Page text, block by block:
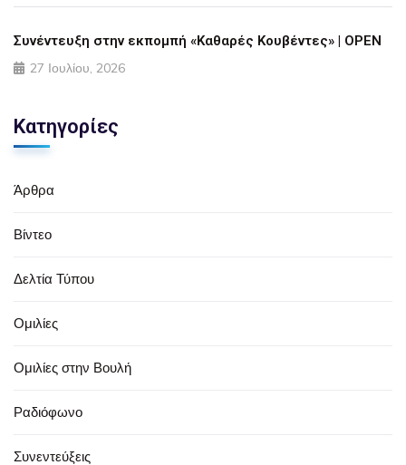
Συνέντευξη στην εκπομπή «Καθαρές Κουβέντες» | OPEN
27 Ιουλίου, 2026
Κατηγορίες
Άρθρα
Βίντεο
Δελτία Τύπου
Ομιλίες
Ομιλίες στην Βουλή
Ραδιόφωνο
Συνεντεύξεις